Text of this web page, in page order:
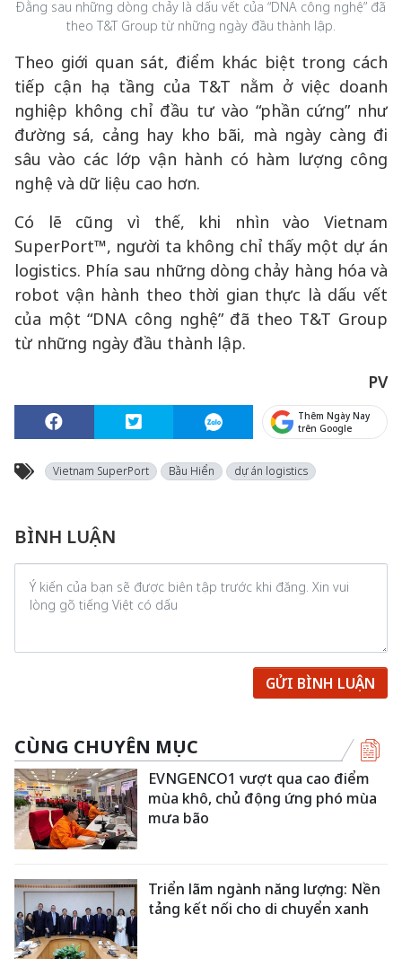
Đằng sau những dòng chảy là dấu vết của “DNA công nghệ” đã
theo T&T Group từ những ngày đầu thành lập.
Theo giới quan sát, điểm khác biệt trong cách
tiếp cận hạ tầng của T&T nằm ở việc doanh
nghiệp không chỉ đầu tư vào “phần cứng” như
đường sá, cảng hay kho bãi, mà ngày càng đi
sâu vào các lớp vận hành có hàm lượng công
nghệ và dữ liệu cao hơn.
Có lẽ cũng vì thế, khi nhìn vào Vietnam
SuperPort™, người ta không chỉ thấy một dự án
logistics. Phía sau những dòng chảy hàng hóa và
robot vận hành theo thời gian thực là dấu vết
của một “DNA công nghệ” đã theo T&T Group
từ những ngày đầu thành lập.
PV
Thêm Ngày Nay
trên Google
Vietnam SuperPort Bầu Hiển dự án logistics
BÌNH LUẬN
GỬI BÌNH LUẬN
CÙNG CHUYÊN MỤC
EVNGENCO1 vượt qua cao điểm
mùa khô, chủ động ứng phó mùa
mưa bão
Triển lãm ngành năng lượng: Nền
tảng kết nối cho di chuyển xanh